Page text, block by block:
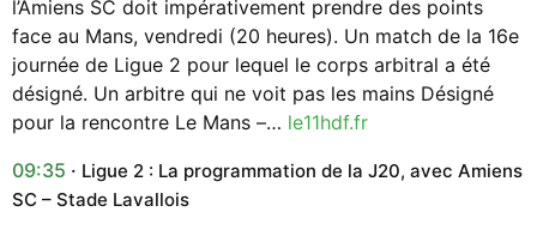
l’Amiens SC doit impérativement prendre des points
face au Mans, vendredi (20 heures). Un match de la 16e
journée de Ligue 2 pour lequel le corps arbitral a été
désigné. Un arbitre qui ne voit pas les mains Désigné
pour la rencontre Le Mans –… le11hdf.fr
09:35
Ligue 2 : La programmation de la J20, avec Amiens
SC – Stade Lavallois